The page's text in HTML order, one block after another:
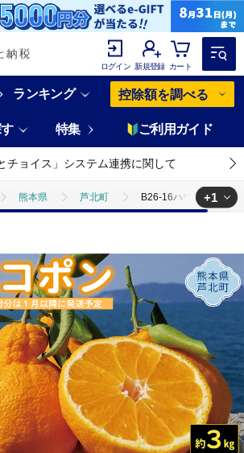
ログイン 新規登録 カート
ランキング 控除額を調べる
特集 ご利用ガイド
チョイス」システム連携に関して
熊本県 芦北町 B26-16ハウスデコポン
+1